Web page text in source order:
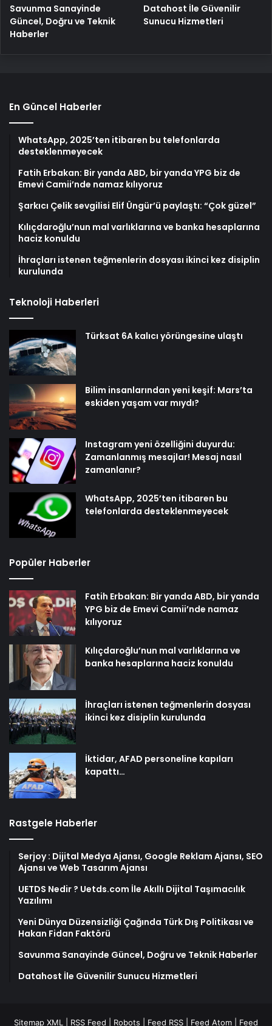
Savunma Sanayinde
Güncel, Doğru ve Teknik
Haberler
Datahost İle Güvenilir
Sunucu Hizmetleri
En Güncel Haberler
WhatsApp, 2025’ten itibaren bu telefonlarda
desteklenmeyecek
Fatih Erbakan: Bir yanda ABD, bir yanda YPG biz de
Emevi Camii’nde namaz kılıyoruz
Şarkıcı Çelik sevgilisi Elif Üngür’ü paylaştı: “Çok güzel”
Kılıçdaroğlu’nun mal varlıklarına ve banka hesaplarına
haciz konuldu
İhraçları istenen teğmenlerin dosyası ikinci kez disiplin
kurulunda
Teknoloji Haberleri
Türksat 6A kalıcı yörüngesine ulaştı
Bilim insanlarından yeni keşif: Mars’ta
eskiden yaşam var mıydı?
Instagram yeni özelliğini duyurdu:
Zamanlanmış mesajlar! Mesaj nasıl
zamanlanır?
WhatsApp, 2025’ten itibaren bu
telefonlarda desteklenmeyecek
Popüler Haberler
Fatih Erbakan: Bir yanda ABD, bir yanda
YPG biz de Emevi Camii’nde namaz
kılıyoruz
Kılıçdaroğlu’nun mal varlıklarına ve
banka hesaplarına haciz konuldu
İhraçları istenen teğmenlerin dosyası
ikinci kez disiplin kurulunda
İktidar, AFAD personeline kapıları
kapattı…
Rastgele Haberler
Serjoy : Dijital Medya Ajansı, Google Reklam Ajansı, SEO
Ajansı ve Web Tasarım Ajansı
UETDS Nedir ? Uetds.com İle Akıllı Dijital Taşımacılık
Yazılımı
Yeni Dünya Düzensizliği Çağında Türk Dış Politikası ve
Hakan Fidan Faktörü
Savunma Sanayinde Güncel, Doğru ve Teknik Haberler
Datahost İle Güvenilir Sunucu Hizmetleri
Sitemap XML RSS Feed Robots Feed RSS Feed Atom Feed